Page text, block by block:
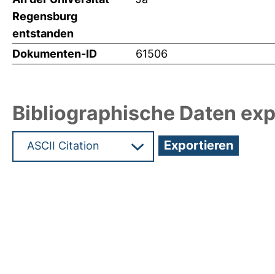
Regensburg
entstanden
Dokumenten-ID 61506
Bibliographische Daten